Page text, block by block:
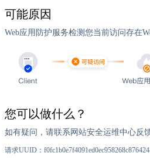
可能原因
Web应用防护服务检测您当前访问存在
您可以做什么？
如有疑问，请联系网站安全运维中心反
请求UUID：